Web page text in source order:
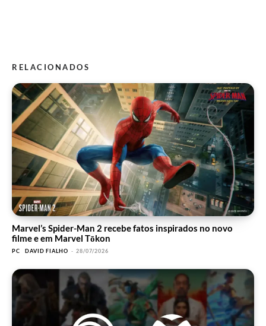
RELACIONADOS
Marvel’s Spider-Man 2 recebe fatos inspirados no novo
filme e em Marvel Tōkon
PC DAVID FIALHO - 28/07/2026